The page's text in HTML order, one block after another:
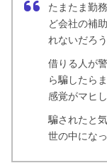
たまたま勤
ど会社の補
れないだろう
借りる人が
ら騙したら
感覚がマヒ
騙されたと
世の中にな